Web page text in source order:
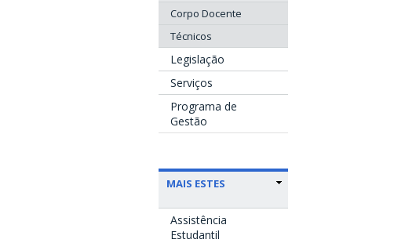
Corpo Docente
Técnicos
Legislação
Serviços
Programa de
Gestão
MAIS ESTES
Assistência
Estudantil